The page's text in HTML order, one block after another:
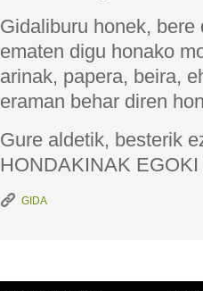
Gidaliburu honek,
ematen digu honako
arinak, papera, beira,
eraman behar diren
Gure aldetik, besterik
HONDAKINAK
GIDA